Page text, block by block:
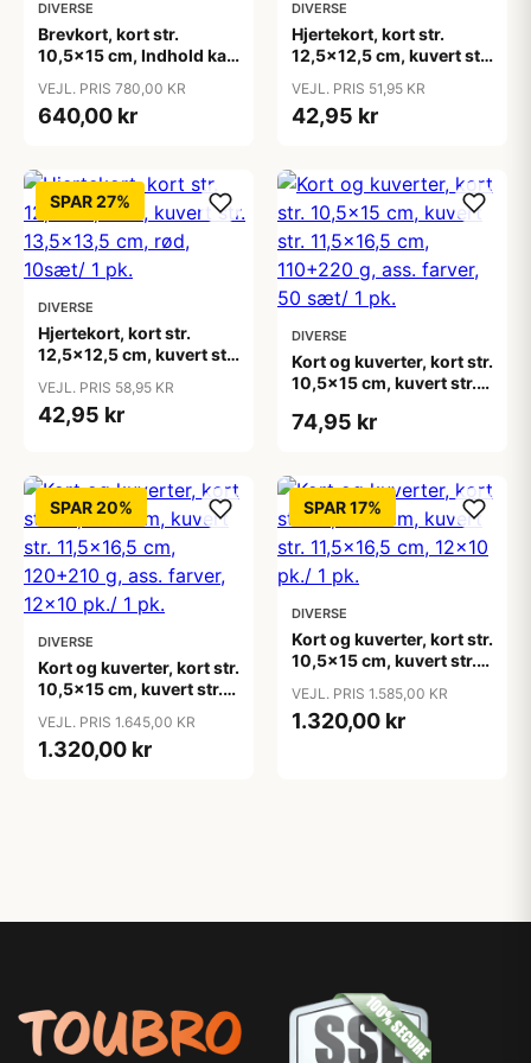
DIVERSE
Brevkort, kort str.
10,5x15 cm, Indhold kan
farver, 30 pk./ 1 pk.
VEJL. PRIS 780,00 KR
640,00 kr
DIVERSE
Hjertekort, kort str.
12,5x12,5 cm, kuvert str.
10sæt/ 1 pk.
VEJL. PRIS 51,95 KR
42,95 kr
SPAR 27%
DIVERSE
Hjertekort, kort str.
12,5x12,5 cm, kuvert str.
10sæt/ 1 pk.
VEJL. PRIS 58,95 KR
42,95 kr
DIVERSE
Kort og kuverter, kort str.
10,5x15 cm, kuvert str.
g, ass. farver, 50 sæt/ 1
74,95 kr
SPAR 20%
DIVERSE
Kort og kuverter, kort str.
10,5x15 cm, kuvert str.
g, ass. farver, 12x10 pk./
1 pk.
VEJL. PRIS 1.645,00 KR
1.320,00 kr
SPAR 17%
DIVERSE
Kort og kuverter, kort str.
10,5x15 cm, kuvert str.
1 pk.
VEJL. PRIS 1.585,00 KR
1.320,00 kr